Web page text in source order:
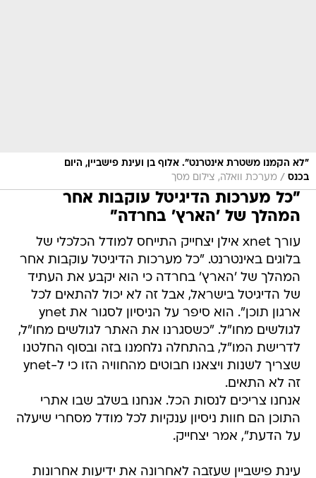
"לא הקמנו משטרת אינטרנט". אלוף בן ועינת פישביין, היום
בכנס / מערכת וואלה, צילום מסך
"כל מערכות הדיגיטל עוקבות אחר
המהלך של 'הארץ' בחרדה"
עורך xnet אילן יצחייק התייחס למודל הכלכלי של
בלוגים באינטרנט. "כל מערכות הדיגיטל עוקבות אחר
המהלך של 'הארץ' בחרדה כי הוא יקבע את העתיד
של הדיגיטל בישראל, אבל זה לא יכול להתאים לכל
ארגון תוכן". הוא סיפר על הניסיון לסגור את ynet
לגולשים מחו"ל. "כשסגרנו את האתר לגולשים מחו"ל,
לדרישת המו"ל, בהתחלה נלחמנו בזה ובסוף החלטנו
שצריך לשנות ויצאנו חבוטים מהחוויה הזו כי ל-ynet
זה לא התאים.
אנחנו צריכים לנסות הכל. אנחנו בשלב שבו אתרי
התוכן הם חוות ניסיון ענקיות לכל מודל מסחרי שיעלה
על הדעת", אמר יצחייק.
עינת פישביין שעזבה לאחרונה את ידיעות אחרונות